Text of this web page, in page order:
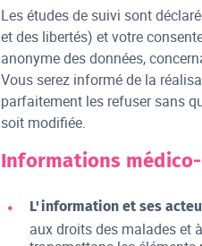
Les études de suivi sont
et des libertés) et votre
anonyme des données,
Vous serez informé de la
parfaitement les refuser sans
soit modifiée.
Informations
L'information et ses
aux droits des malades et